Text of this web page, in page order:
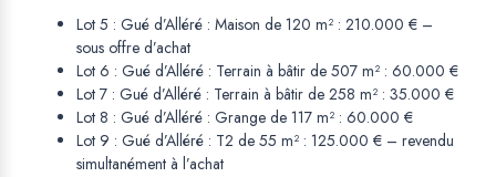
Lot 5 : Gué d’Alléré : Maison de 120 m² : 210.000 € –
sous offre d’achat
Lot 6 : Gué d’Alléré : Terrain à bâtir de 507 m² : 60.000 €
Lot 7 : Gué d’Alléré : Terrain à bâtir de 258 m² : 35.000 €
Lot 8 : Gué d’Alléré : Grange de 117 m² : 60.000 €
Lot 9 : Gué d’Alléré : T2 de 55 m² : 125.000 € – revendu
simultanément à l’achat